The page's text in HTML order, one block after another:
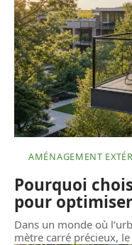
AMÉNAGEMENT
Pourquoi
pour
Dans un monde où
mètre carré précieux,